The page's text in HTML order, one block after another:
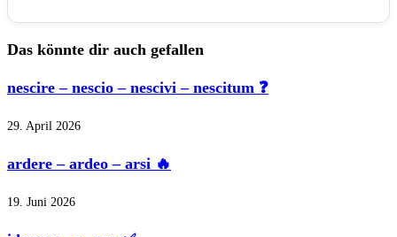
Das könnte dir auch gefallen
nescire – nescio – nescivi – nescitum ❓
29. April 2026
ardere – ardeo – arsi 🔥
19. Juni 2026